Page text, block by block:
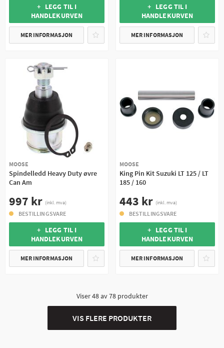
+ LEGG TIL I
HANDLEKURVEN
MER INFORMASJON
+ LEGG TIL I
HANDLEKURVEN
MER INFORMASJON
MOOSE
Spindelledd Heavy Duty øvre
Can Am
997 kr (inkl. mva)
BESTILLINGSVARE
+ LEGG TIL I
HANDLEKURVEN
MER INFORMASJON
MOOSE
King Pin Kit Suzuki LT 125 / LT
185 / 160
443 kr (inkl. mva)
BESTILLINGSVARE
+ LEGG TIL I
HANDLEKURVEN
MER INFORMASJON
Viser48av78produkter
VIS FLERE PRODUKTER